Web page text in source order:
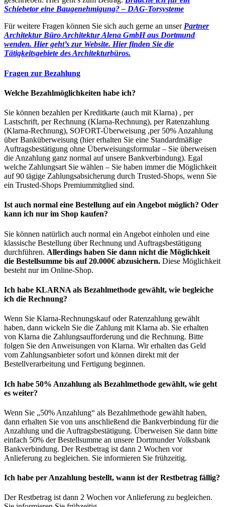
Schiebetor eine Baugenehmigung? – DAG-Torsysteme
Für weitere Fragen können Sie sich auch gerne an unser Partner
Architektur Büro Architektur Alena GmbH aus Dortmund
wenden. Hier geht’s zur Website. Hier finden Sie die
Tätigkeitsgebiete des Architekturbüros.
Fragen zur Bezahlung
Welche Bezahlmöglichkeiten habe ich?
Sie können bezahlen per Kreditkarte (auch mit Klarna) , per
Lastschrift, per Rechnung (Klarna-Rechnung), per Ratenzahlung
(Klarna-Rechnung), SOFORT-Überweisung ,per 50% Anzahlung
über Banküberweisung (hier erhalten Sie eine Standardmäßige
Auftragsbestätigung ohne Überweisungsformular – Sie überweisen
die Anzahlung ganz normal auf unsere Bankverbindung). Egal
welche Zahlungsart Sie wählen – Sie haben immer die Möglichkeit
auf 90 tägige Zahlungsabsicherung durch Trusted-Shops, wenn Sie
ein Trusted-Shops Premiummitglied sind.
Ist auch normal eine Bestellung auf ein Angebot möglich? Oder
kann ich nur im Shop kaufen?
Sie können natürlich auch normal ein Angebot einholen und eine
klassische Bestellung über Rechnung und Auftragsbestätigung
durchführen. Allerdings haben Sie dann nicht die Möglichkeit
die Bestellsumme bis auf 20.000€ abzusichern. Diese Möglichkeit
besteht nur im Online-Shop.
Ich habe KLARNA als Bezahlmethode gewählt, wie begleiche
ich die Rechnung?
Wenn Sie Klarna-Rechnungskauf oder Ratenzahlung gewählt
haben, dann wickeln Sie die Zahlung mit Klarna ab. Sie erhalten
von Klarna die Zahlungsaufforderung und die Rechnung. Bitte
folgen Sie den Anweisungen von Klarna. Wir erhalten das Geld
vom Zahlungsanbieter sofort und können direkt mit der
Bestellverarbeitung und Fertigung beginnen.
Ich habe 50% Anzahlung als Bezahlmethode gewählt, wie geht
es weiter?
Wenn Sie „50% Anzahlung“ als Bezahlmethode gewählt haben,
dann erhalten Sie von uns anschließend die Bankverbindung für die
Anzahlung und die Auftragsbestätigung. Überweisen Sie dann bitte
einfach 50% der Bestellsumme an unsere Dortmunder Volksbank
Bankverbindung. Der Restbetrag ist dann 2 Wochen vor
Anlieferung zu begleichen. Sie informieren Sie frühzeitig.
Ich habe per Anzahlung bestellt, wann ist der Restbetrag fällig?
Der Restbetrag ist dann 2 Wochen vor Anlieferung zu begleichen.